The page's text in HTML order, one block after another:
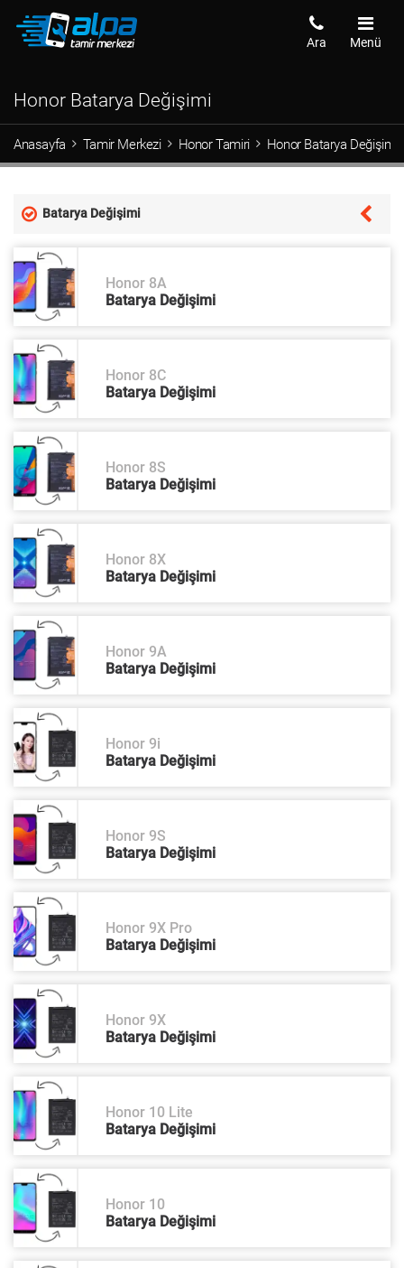
Menü
Ara
Honor Batarya Değişimi
Anasayfa Tamir Merkezi Honor Tamiri Honor Batarya Değişimi
Batarya Değişimi
Honor 8A
Batarya Değişimi
Honor 8C
Batarya Değişimi
Honor 8S
Batarya Değişimi
Honor 8X
Batarya Değişimi
Honor 9A
Batarya Değişimi
Honor 9i
Batarya Değişimi
Honor 9S
Batarya Değişimi
Honor 9X Pro
Batarya Değişimi
Honor 9X
Batarya Değişimi
Honor 10 Lite
Batarya Değişimi
Honor 10
Batarya Değişimi